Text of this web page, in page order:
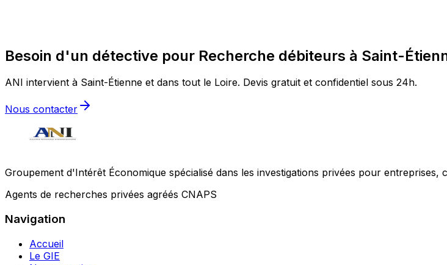
Besoin d'un détective pour Recherche débiteurs à Saint-
ANI intervient à Saint-Étienne et dans tout le Loire. Devis gratuit et confidentiel sous 24h.
Nous contacter
Groupement d'Intérêt Économique spécialisé dans les investigations privées pour
Agents de recherches privées agréés CNAPS
Navigation
Accueil
Le GIE